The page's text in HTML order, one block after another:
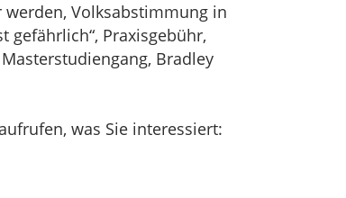
Volksabstimmung in
gefährlich“, Praxisgebühr,
Bradley
was Sie interessiert: